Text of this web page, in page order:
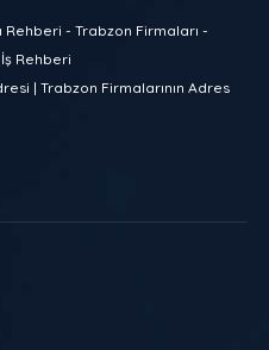
- Trabzon Firmaları -
Rehberi
| Trabzon Firmalarının Adres